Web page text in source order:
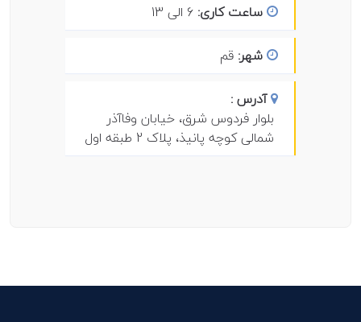
ساعت کاری: 6 الی 13
شهر: قم
آدرس :
بلوار فردوس شرق،‌ خیابان وفاآذر
شمالی کوچه پانیذ،‌ پلاک 2 طبقه اول